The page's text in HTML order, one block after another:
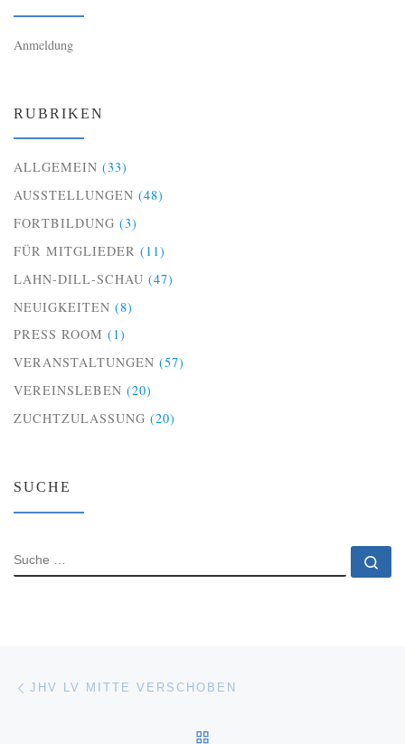
Anmeldung
RUBRIKEN
ALLGEMEIN (33)
AUSSTELLUNGEN (48)
FORTBILDUNG (3)
FÜR MITGLIEDER (11)
LAHN-DILL-SCHAU (47)
NEUIGKEITEN (8)
PRESS ROOM (1)
VERANSTALTUNGEN (57)
VEREINSLEBEN (20)
ZUCHTZULASSUNG (20)
SUCHE
SUCHE
Beitragsnavigation
JHV LV MITTE VERSCHOBEN